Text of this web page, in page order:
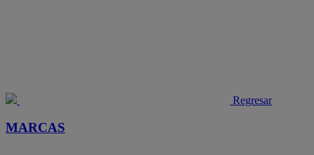
Regresar
MARCAS